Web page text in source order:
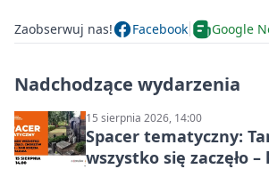
Zaobserwuj nas! Facebook Google
Nadchodzące wydarzenia
15 sierpnia 2026, 14:00
Spacer tematyczny:
wszystko się zaczęło